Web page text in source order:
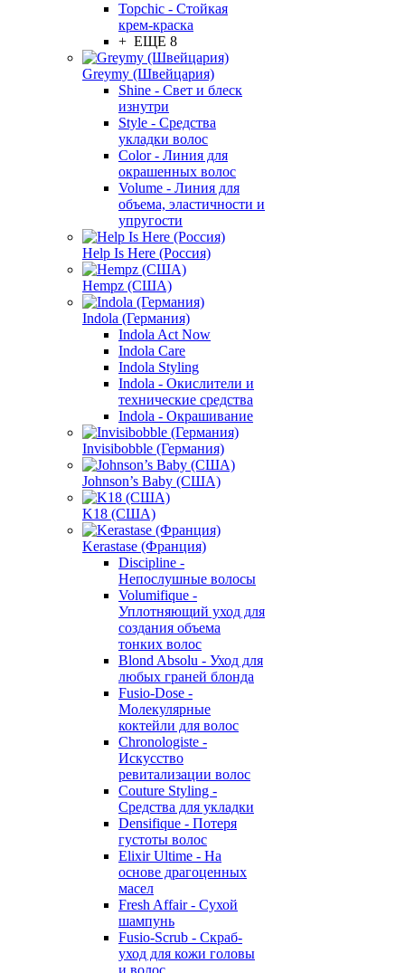
Topchic - Стойкая
крем-краска
+ ЕЩЕ 8
Greymy (Швейцария)
Shine - Свет и блеск
изнутри
Style - Средства
укладки волос
Color - Линия для
окрашенных волос
Volume - Линия для
объема, эластичности и
упругости
Help Is Here (Россия)
Hempz (США)
Indola (Германия)
Indola Act Now
Indola Care
Indola Styling
Indola - Окислители и
технические средства
Indola - Окрашивание
Invisibobble (Германия)
Johnson’s Baby (США)
K18 (США)
Kerastase (Франция)
Discipline -
Непослушные волосы
Volumifique -
Уплотняющий уход для
создания объема
тонких волос
Blond Absolu - Уход для
любых граней блонда
Fusio-Dose -
Молекулярные
коктейли для волос
Chronologiste -
Искусство
ревитализации волос
Couture Styling -
Средства для укладки
Densifique - Потеря
густоты волос
Elixir Ultime - На
основе драгоценных
масел
Fresh Affair - Сухой
шампунь
Fusio-Scrub - Скраб-
уход для кожи головы
и волос